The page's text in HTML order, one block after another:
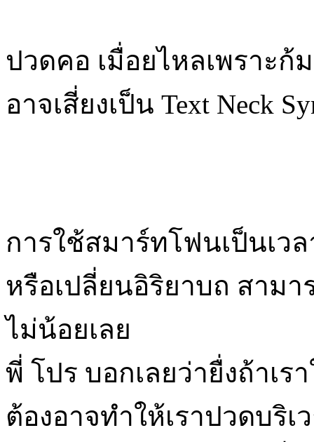
ปวดคอ เมื่อยไหลเพราะก้
อาจเสี่ยงเป็น Text Neck
การใช้สมาร์ทโฟนเป็นเว
หรือเปลี่ยนอิริยาบถ สาม
ไม่น้อยเลย
พี่ โปร บอกเลยว่ายื่งถ้าเ
ต้องอาจทำให้เราปวดบริ